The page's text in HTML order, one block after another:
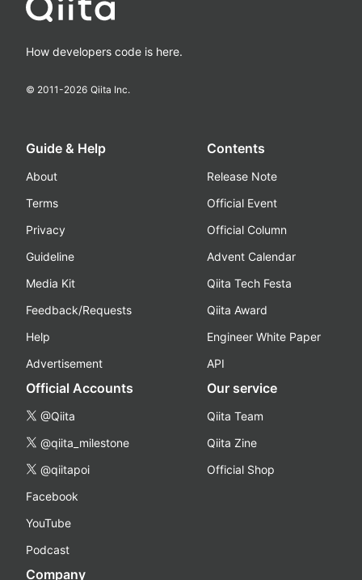
How developers code is here.
© 2011-2026 Qiita Inc.
Guide & Help
About
Terms
Privacy
Guideline
Media Kit
Feedback/Requests
Help
Advertisement
Contents
Release Note
Official Event
Official Column
Advent Calendar
Qiita Tech Festa
Qiita Award
Engineer White Paper
API
Official Accounts
@Qiita
@qiita_milestone
@qiitapoi
Facebook
YouTube
Podcast
Our service
Qiita Team
Qiita Zine
Official Shop
Company